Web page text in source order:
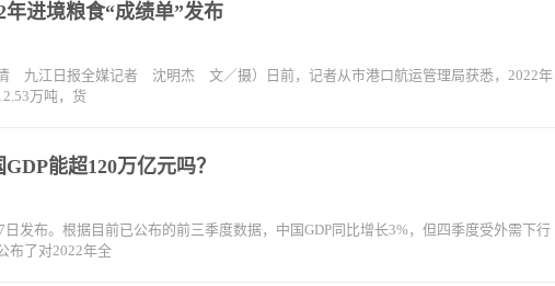
进境粮食“成绩单”发布
江日报全媒记者 沈明杰 文／摄）日前，记者从市港口航运管理局获悉，2022年
万吨，货
能超120万亿元吗？
发布。根据目前已公布的前三季度数据，中国GDP同比增长3%，但四季度受外需下行
布了对2022年全